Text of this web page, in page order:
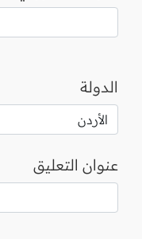
الدولة
عنوان التعليق